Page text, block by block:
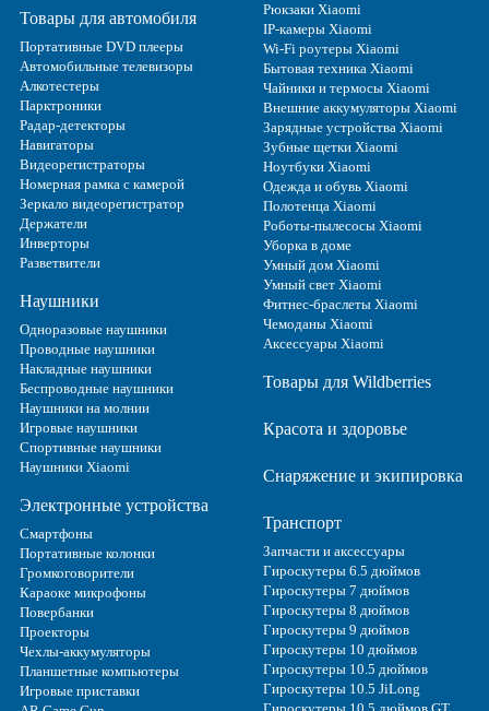
Товары для автомобиля
Портативные DVD плееры
Автомобильные телевизоры
Алкотестеры
Парктроники
Радар-детекторы
Навигаторы
Видеорегистраторы
Номерная рамка с камерой
Зеркало видеорегистратор
Держатели
Инверторы
Разветвители
Наушники
Одноразовые наушники
Проводные наушники
Накладные наушники
Беспроводные наушники
Наушники на молнии
Игровые наушники
Спортивные наушники
Наушники Xiaomi
Электронные устройства
Смартфоны
Портативные колонки
Громкоговорители
Караоке микрофоны
Повербанки
Проекторы
Чехлы-аккумуляторы
Планшетные компьютеры
Игровые приставки
Рюкзаки Xiaomi
IP-камеры Xiaomi
Wi-Fi роутеры Xiaomi
Бытовая техника Xiaomi
Чайники и термосы Xiaomi
Внешние аккумуляторы Xiaomi
Зарядные устройства Xiaomi
Зубные щетки Xiaomi
Ноутбуки Xiaomi
Одежда и обувь Xiaomi
Полотенца Xiaomi
Роботы-пылесосы Xiaomi
Уборка в доме
Умный дом Xiaomi
Умный свет Xiaomi
Фитнес-браслеты Xiaomi
Чемоданы Xiaomi
Аксессуары Xiaomi
Товары для Wildberries
Красота и здоровье
Снаряжение и экипировка
Транспорт
Запчасти и аксессуары
Гироскутеры 6.5 дюймов
Гироскутеры 7 дюймов
Гироскутеры 8 дюймов
Гироскутеры 9 дюймов
Гироскутеры 10 дюймов
Гироскутеры 10.5 дюймов
Гироскутеры 10.5 JiLong